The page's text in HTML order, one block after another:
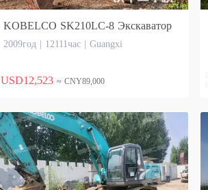
KOBELCO SK210LC-8 Экскаватор
2009год | 12111час | Guangxi
USD12,523 ≈ CNY89,000